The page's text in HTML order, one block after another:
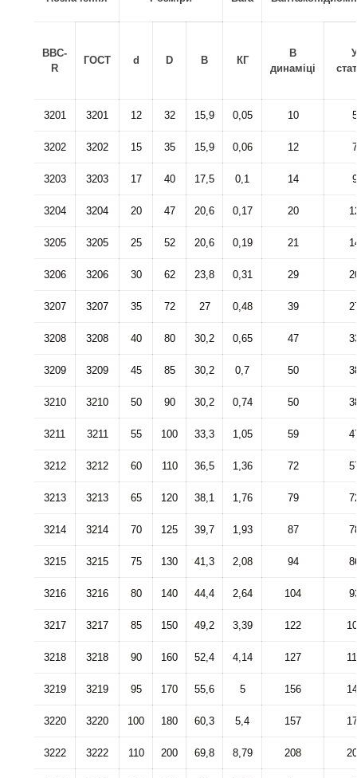
BBC-
R
ГОСТ d D B КГ
В
динаміці
У
3201 3201 12 32 15,9 0,05 10 5
3202 3202 15 35 15,9 0,06 12 7
3203 3203 17 40 17,5 0,1 14 9
3204 3204 20 47 20,6 0,17 20
3205 3205 25 52 20,6 0,19 21
3206 3206 30 62 23,8 0,31 29
3207 3207 35 72 27 0,48 39
3208 3208 40 80 30,2 0,65 47
3209 3209 45 85 30,2 0,7 50
3210 3210 50 90 30,2 0,74 50
3211 3211 55 100 33,3 1,05 59
3212 3212 60 110 36,5 1,36 72
3213 3213 65 120 38,1 1,76 79
3214 3214 70 125 39,7 1,93 87
3215 3215 75 130 41,3 2,08 94
3216 3216 80 140 44,4 2,64 104
3217 3217 85 150 49,2 3,39 122
3218 3218 90 160 52,4 4,14 127
3219 3219 95 170 55,6 5 156
3220 3220 100 180 60,3 5,4 157
3222 3222 110 200 69,8 8,79 208